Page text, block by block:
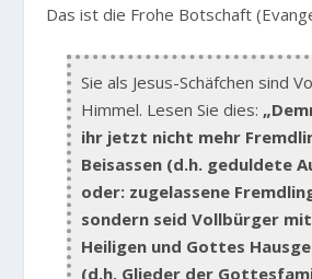
Das ist die Frohe Botschaft
Sie als Jesus-Schäfchen sind
Himmel. Lesen Sie dies:
ihr jetzt nicht mehr
Beisassen (d.h. geduldete
oder: zugelassene
sondern seid Vollbürger
Heiligen und Gottes
(d.h. Glieder der